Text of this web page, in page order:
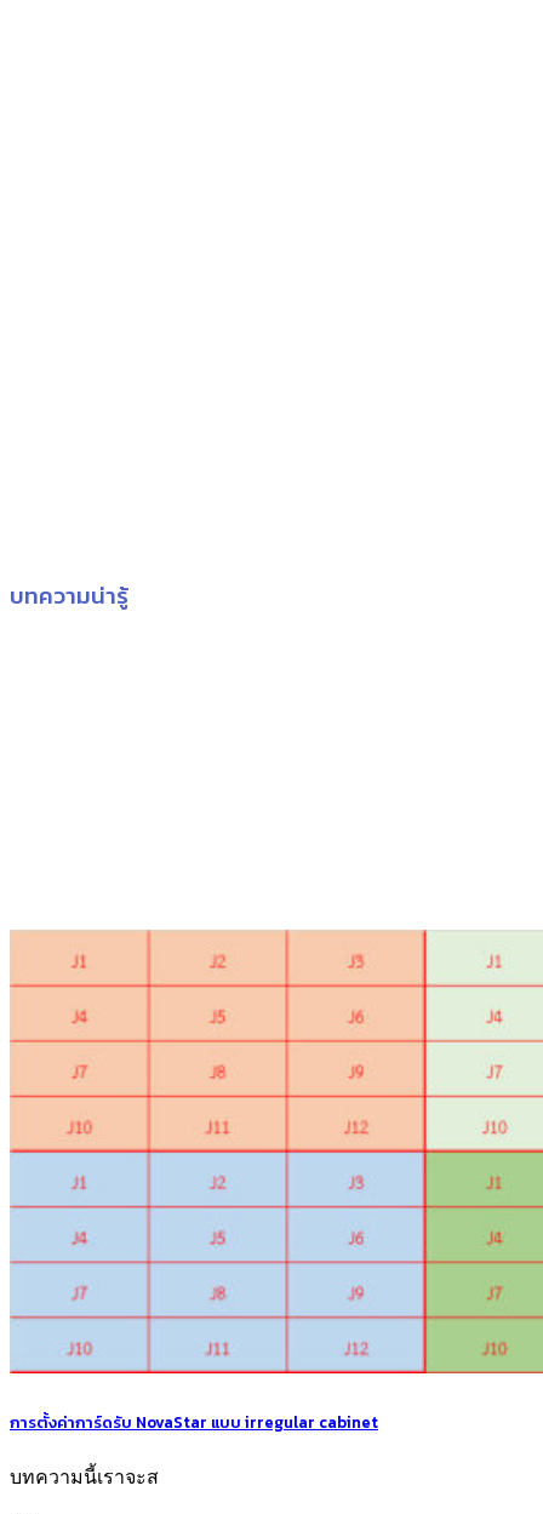
บทความน่ารู้
การตั้งค่าการ์ดรับ NovaStar แบบ irregular cabinet
บทความนี้เราจะส